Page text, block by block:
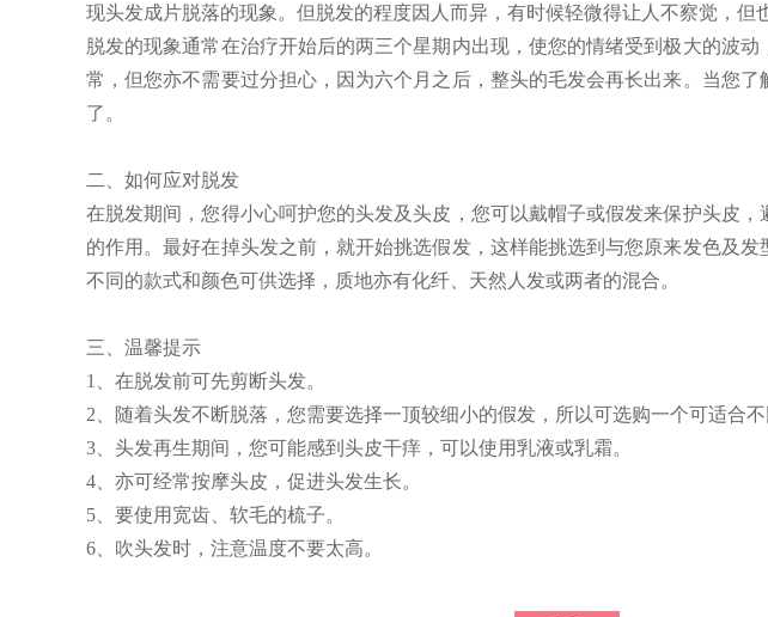
现头发成片脱落的现象。但脱发的程度因人而异，有时候轻微得让人不察觉，但
脱发的现象通常在治疗开始后的两三个星期内出现，使您的情绪受到极大的波
常，但您亦不需要过分担心，因为六个月之后，整头的毛发会再长出来。当您
了。
二、如何应对脱发
在脱发期间，您得小心呵护您的头发及头皮，您可以戴帽子或假发来保护头皮
的作用。最好在掉头发之前，就开始挑选假发，这样能挑选到与您原来发色及
不同的款式和颜色可供选择，质地亦有化纤、天然人发或两者的混合。
三、温馨提示
1、在脱发前可先剪断头发。
2、随着头发不断脱落，您需要选择一顶较细小的假发，所以可选购一个可适合不
3、头发再生期间，您可能感到头皮干痒，可以使用乳液或乳霜。
4、亦可经常按摩头皮，促进头发生长。
5、要使用宽齿、软毛的梳子。
6、吹头发时，注意温度不要太高。